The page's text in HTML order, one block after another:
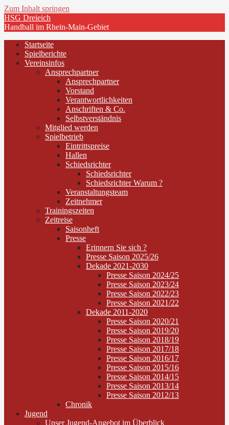
Zum Inhalt springen
HSG Dreieich
Handball im Rhein-Main-Gebiet
Startseite
Spielberichte
Vereinsinfos
Ansprechpartner
Ansprechpartner
Vorstand
Verantwortlichkeiten
Anschriften & Co.
Selbstverständnis
Mitglied werden
Spielbetrieb
Eintrittspreise
Hallen
Schiedsrichter
Schiedsrichter
Schiedsrichter Warum ?
Veranstaltungsteam
Zeitnehmer
Trainingszeiten
Zeitreise
Saisonheft
Presse
Erinnern Sie sich ?
Presse Saison 2025/26
Dekade 2021-2030
Presse Saison 2024/25
Presse Saison 2023/24
Presse Saison 2022/23
Presse Saison 2021/22
Dekade 2011-2020
Presse Saison 2020/21
Presse Saison 2019/20
Presse Saison 2018/19
Presse Saison 2017/18
Presse Saison 2016/17
Presse Saison 2015/16
Presse Saison 2014/15
Presse Saison 2013/14
Presse Saison 2012/13
Chronik
Jugend
Unser Jugend-Angebot im Überblick